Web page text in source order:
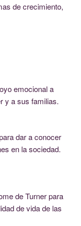
de crecimiento,
emocional a
y a sus familias.
dar a conocer
en la sociedad.
de Turner para
de vida de las